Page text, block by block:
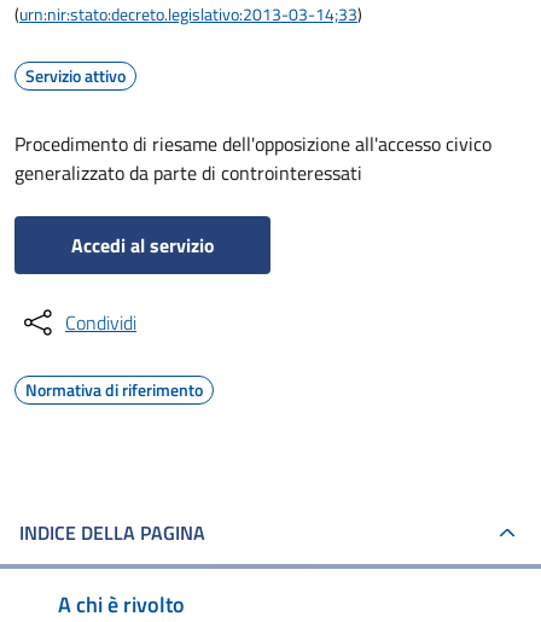
(urn:nir:stato:decreto.legislativo:2013-03-14;33)
Servizio attivo
Procedimento di riesame dell'opposizione all'accesso civico
generalizzato da parte di controinteressati
Accedi al servizio
Condividi
Normativa di riferimento
INDICE DELLA PAGINA
A chi è rivolto